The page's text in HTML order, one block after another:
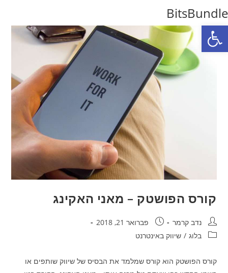
פתח סרגל נגישות
to
content
BitsBundle
קורס הפושטק – מאני האקינג
מחבר:נדב קרמר פורסם:פברואר 21, 2018
קטגוריה:
בלוג / שיווק באינטרנט
קורס הפושטק הוא קורס שמלמד את הבסיס של שיווק שותפים או